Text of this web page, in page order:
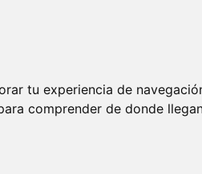
tu experiencia de
comprender de donde
y proponiendo a las
a que a nuestro colectivo se le